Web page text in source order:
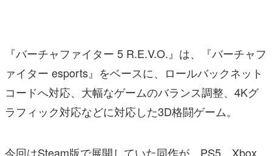
『バーチャファイター 5 R.E.V.O.』は、『バーチャフ
ァイター esports』をベースに、ロールバックネット
コードへ対応、大幅なゲームのバランス調整、4Kグ
ラフィック対応などに対応した3D格闘ゲーム。
今回はSteam版で展開していた同作が、PS5、Xbox